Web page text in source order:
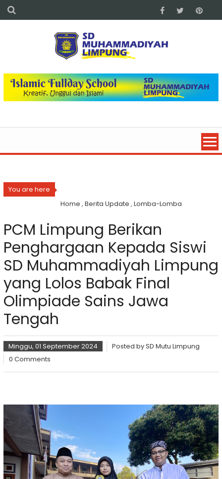
You are here
Home ,Berita Update ,Lomba-Lomba
PCM Limpung Berikan
Penghargaan Kepada Siswi
SD Muhammadiyah Limpung
yang Lolos Babak Final
Olimpiade Sains Jawa
Tengah
Minggu, 01 September 2024 Posted bySD Mutu Limpung
0 Comments